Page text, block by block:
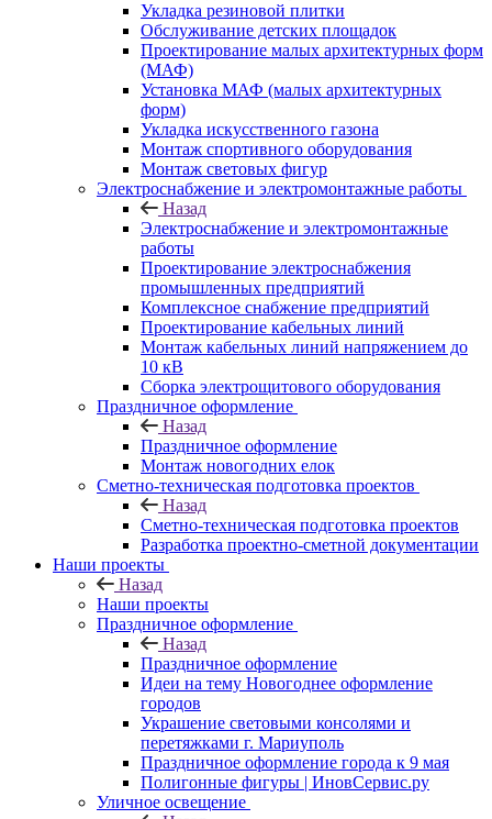
Укладка резиновой плитки
Обслуживание детских площадок
Проектирование малых архитектурных форм
(МАФ)
Установка МАФ (малых архитектурных
форм)
Укладка искусственного газона
Монтаж спортивного оборудования
Монтаж световых фигур
Электроснабжение и электромонтажные работы
Назад
Электроснабжение и электромонтажные
работы
Проектирование электроснабжения
промышленных предприятий
Комплексное снабжение предприятий
Проектирование кабельных линий
Монтаж кабельных линий напряжением до
10 кВ
Сборка электрощитового оборудования
Праздничное оформление
Назад
Праздничное оформление
Монтаж новогодних елок
Сметно-техническая подготовка проектов
Назад
Сметно-техническая подготовка проектов
Разработка проектно-сметной документации
Наши проекты
Назад
Наши проекты
Праздничное оформление
Назад
Праздничное оформление
Идеи на тему Новогоднее оформление
городов
Украшение световыми консолями и
перетяжками г. Мариуполь
Праздничное оформление города к 9 мая
Полигонные фигуры | ИновСервис.ру
Уличное освещение